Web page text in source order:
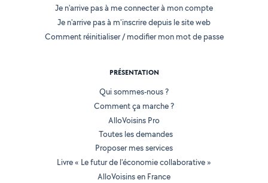
Je n'arrive pas à me connecter à mon compte
Je n'arrive pas à m'inscrire depuis le site web
Comment réinitialiser / modifier mon mot de passe
PRÉSENTATION
Qui sommes-nous ?
Comment ça marche ?
AlloVoisins Pro
Toutes les demandes
Proposer mes services
Livre « Le futur de l'économie collaborative »
AlloVoisins en France